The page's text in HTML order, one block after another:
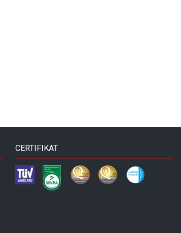
CERTIFIKAT